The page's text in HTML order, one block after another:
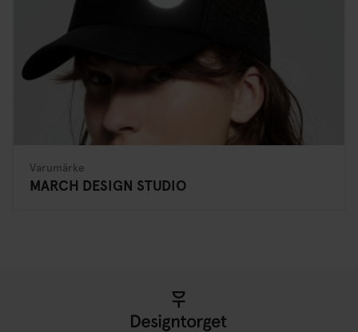
Varumärke
MARCH DESIGN STUDIO